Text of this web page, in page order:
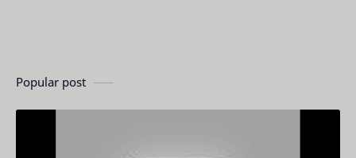
Popular post